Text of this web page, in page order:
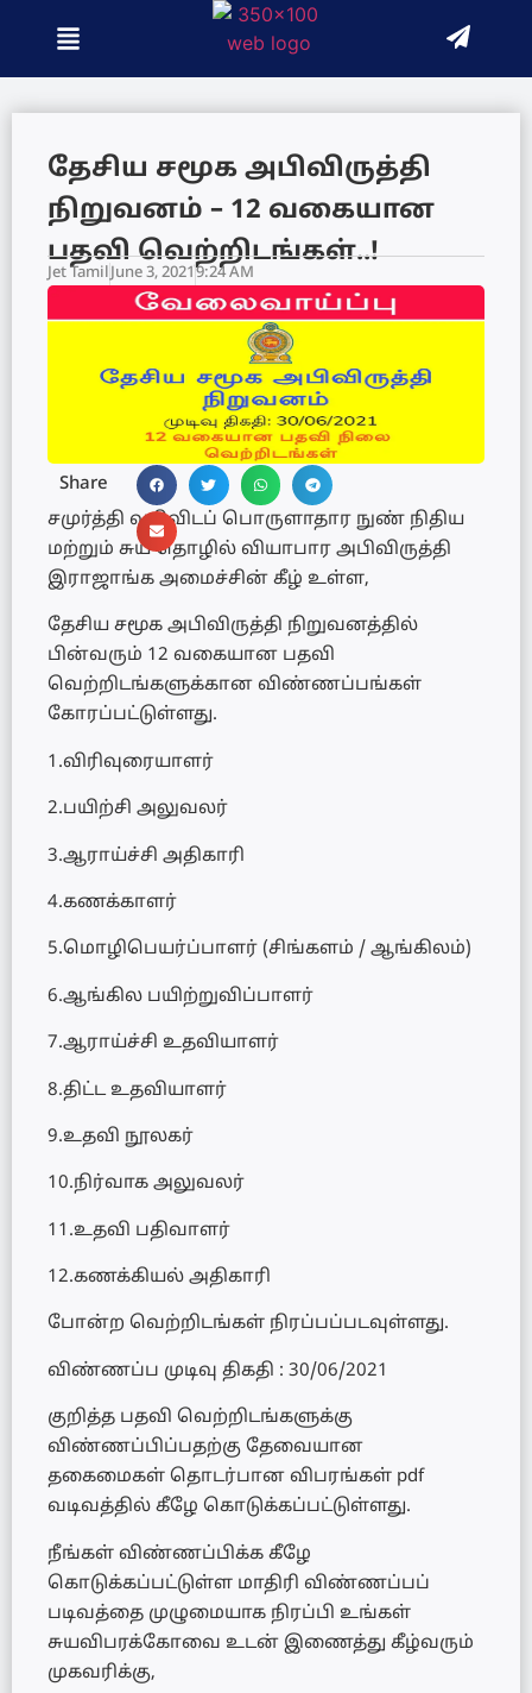
தேசிய சமூக அபிவிருத்தி
நிறுவனம் – 12 வகையான
பதவி வெற்றிடங்கள்..!
Jet Tamil June 3, 20219:24 AM
Share
சமுர்த்தி வதிவிடப் பொருளாதார நுண் நிதிய
மற்றும் சுய தொழில் வியாபார அபிவிருத்தி
இராஜாங்க அமைச்சின் கீழ் உள்ள,
தேசிய சமூக அபிவிருத்தி நிறுவனத்தில்
பின்வரும் 12 வகையான பதவி
வெற்றிடங்களுக்கான விண்ணப்பங்கள்
கோரப்பட்டுள்ளது.
1.விரிவுரையாளர்
2.பயிற்சி அலுவலர்
3.ஆராய்ச்சி அதிகாரி
4.கணக்காளர்
5.மொழிபெயர்ப்பாளர் (சிங்களம் / ஆங்கிலம்)
6.ஆங்கில பயிற்றுவிப்பாளர்
7.ஆராய்ச்சி உதவியாளர்
8.திட்ட உதவியாளர்
9.உதவி நூலகர்
10.நிர்வாக அலுவலர்
11.உதவி பதிவாளர்
12.கணக்கியல் அதிகாரி
போன்ற வெற்றிடங்கள் நிரப்பப்படவுள்ளது.
விண்ணப்ப முடிவு திகதி : 30/06/2021
குறித்த பதவி வெற்றிடங்களுக்கு
விண்ணப்பிப்பதற்கு தேவையான
தகைமைகள் தொடர்பான விபரங்கள் pdf
வடிவத்தில் கீழே கொடுக்கப்பட்டுள்ளது.
நீங்கள் விண்ணப்பிக்க கீழே
கொடுக்கப்பட்டுள்ள மாதிரி விண்ணப்பப்
படிவத்தை முழுமையாக நிரப்பி உங்கள்
சுயவிபரக்கோவை உடன் இணைத்து கீழ்வரும்
முகவரிக்கு,